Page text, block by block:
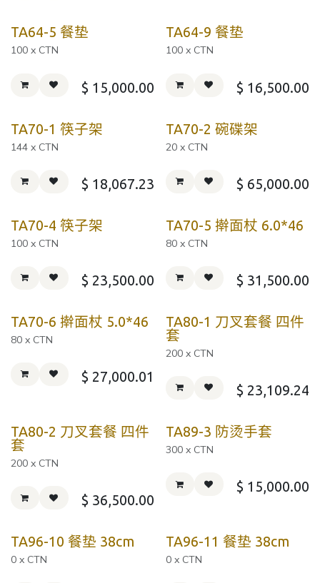
TA64-5 餐垫
100 x CTN
$ 15,000.00
TA64-9 餐垫
100 x CTN
$ 16,500.00
TA70-1 筷子架
144 x CTN
$ 18,067.23
TA70-2 碗碟架
20 x CTN
$ 65,000.00
TA70-4 筷子架
100 x CTN
$ 23,500.00
TA70-5 擀面杖 6.0*46
80 x CTN
$ 31,500.00
TA70-6 擀面杖 5.0*46
80 x CTN
$ 27,000.01
TA80-1 刀叉套餐 四件
套
200 x CTN
$ 23,109.24
TA80-2 刀叉套餐 四件
套
200 x CTN
$ 36,500.00
TA89-3 防烫手套
300 x CTN
$ 15,000.00
TA96-10 餐垫 38cm
0 x CTN
TA96-11 餐垫 38cm
0 x CTN